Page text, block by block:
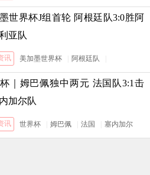
世界杯J组首轮 阿根廷队3:0胜阿
亚队
讯 美加墨世界杯 阿根廷队
亚队
｜姆巴佩独中两元 法国队3:1击
加尔队
讯 世界杯 姆巴佩 法国 塞内加尔